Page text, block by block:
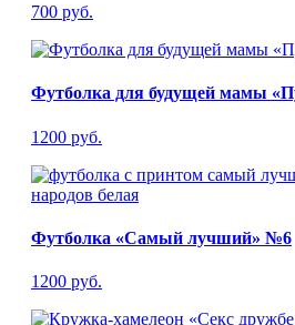
700 руб.
Футболка для будущей мамы
1200 руб.
Футболка «Самый лучший» №6
1200 руб.